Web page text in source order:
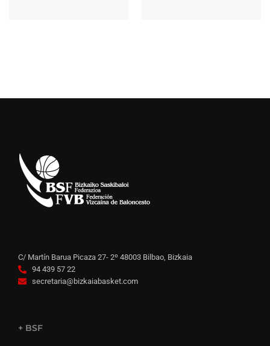
C/ Martín Barua Picaza 27- 2º 48003 Bilbao, Bizkaia
94 439 57 22
secretaria@bizkaiabasket.com
+ BSF